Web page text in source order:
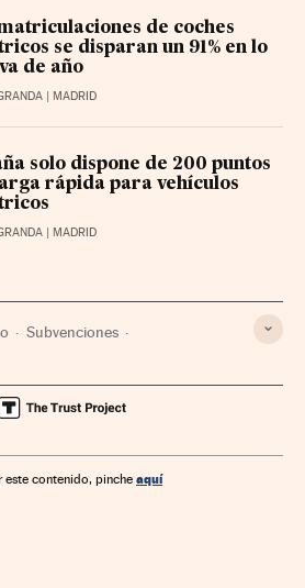
de coches
se disparan un 91% en lo
de año
| MADRID
solo dispone de 200 puntos
rápida para vehículos
| MADRID
Subvenciones
Vehículos
Economía Transporte
este contenido, pinche aquí